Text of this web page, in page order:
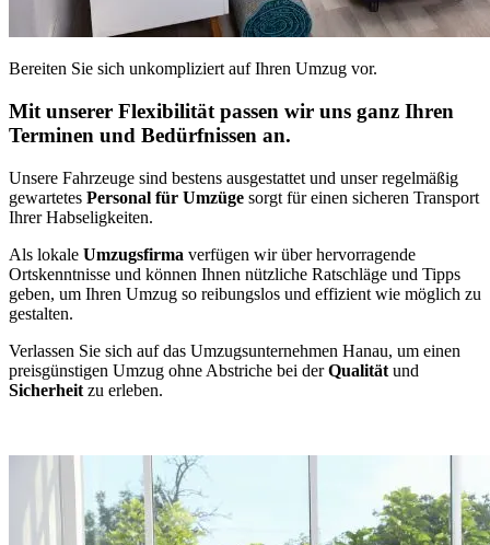
Bereiten Sie sich unkompliziert auf Ihren Umzug vor.
Mit unserer Flexibilität passen wir uns ganz Ihren
Terminen und Bedürfnissen an.
Unsere Fahrzeuge sind bestens ausgestattet und unser regelmäßig
gewartetes Personal für Umzüge sorgt für einen sicheren Transport
Ihrer Habseligkeiten.
Als lokale Umzugsfirma verfügen wir über hervorragende
Ortskenntnisse und können Ihnen nützliche Ratschläge und Tipps
geben, um Ihren Umzug so reibungslos und effizient wie möglich zu
gestalten.
Verlassen Sie sich auf das Umzugsunternehmen Hanau, um einen
preisgünstigen Umzug ohne Abstriche bei derQualität und
Sicherheit zu erleben.